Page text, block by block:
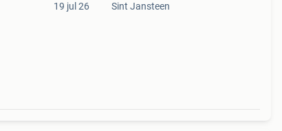
19 jul 26 Sint Jansteen